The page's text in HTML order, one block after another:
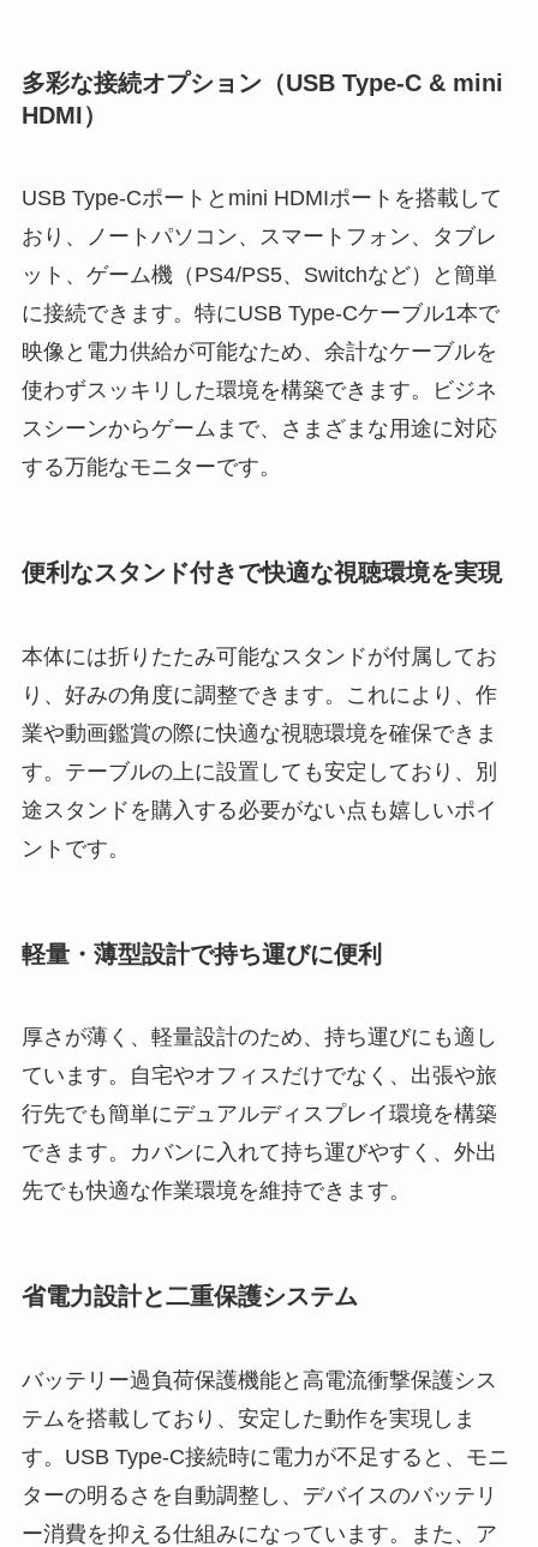
多彩な接続オプション（USB Type-C & mini
HDMI）
USB Type-Cポートとmini HDMIポートを搭載して
おり、ノートパソコン、スマートフォン、タブレ
ット、ゲーム機（PS4/PS5、Switchなど）と簡単
に接続できます。特にUSB Type-Cケーブル1本で
映像と電力供給が可能なため、余計なケーブルを
使わずスッキリした環境を構築できます。ビジネ
スシーンからゲームまで、さまざまな用途に対応
する万能なモニターです。
便利なスタンド付きで快適な視聴環境を実現
本体には折りたたみ可能なスタンドが付属してお
り、好みの角度に調整できます。これにより、作
業や動画鑑賞の際に快適な視聴環境を確保できま
す。テーブルの上に設置しても安定しており、別
途スタンドを購入する必要がない点も嬉しいポイ
ントです。
軽量・薄型設計で持ち運びに便利
厚さが薄く、軽量設計のため、持ち運びにも適し
ています。自宅やオフィスだけでなく、出張や旅
行先でも簡単にデュアルディスプレイ環境を構築
できます。カバンに入れて持ち運びやすく、外出
先でも快適な作業環境を維持できます。
省電力設計と二重保護システム
バッテリー過負荷保護機能と高電流衝撃保護シス
テムを搭載しており、安定した動作を実現しま
す。USB Type-C接続時に電力が不足すると、モニ
ターの明るさを自動調整し、デバイスのバッテリ
ー消費を抑える仕組みになっています。また、ア